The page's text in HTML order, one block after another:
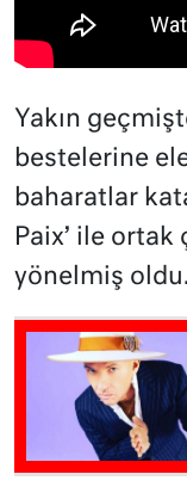
Yakın
bestelerine
baharatlar
Paix’ ile ortak
yönelmiş